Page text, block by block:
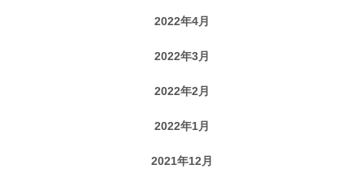
2022年4月
2022年3月
2022年2月
2022年1月
2021年12月